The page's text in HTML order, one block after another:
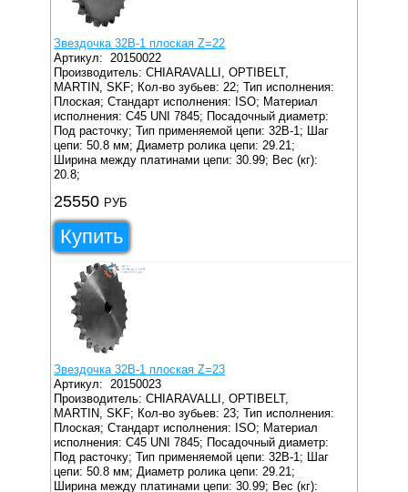
Звездочка 32B-1 плоская Z=22
Артикул: 20150022
Производитель: CHIARAVALLI, OPTIBELT,
MARTIN, SKF; Кол-во зубьев: 22; Тип исполнения:
Плоская; Стандарт исполнения: ISO; Материал
исполнения: C45 UNI 7845; Посадочный диаметр:
Под расточку; Тип применяемой цепи: 32B-1;
Шаг
цепи: 50.8 мм; Диаметр ролика цепи: 29.21;
Ширина между платинами цепи: 30.99; Вес (кг):
20.8;
25550 РУБ
Купить
Звездочка 32B-1 плоская Z=23
Артикул: 20150023
Производитель: CHIARAVALLI, OPTIBELT,
MARTIN, SKF; Кол-во зубьев: 23; Тип исполнения:
Плоская; Стандарт исполнения: ISO; Материал
исполнения: C45 UNI 7845; Посадочный диаметр:
Под расточку; Тип применяемой цепи: 32B-1;
Шаг
цепи: 50.8 мм; Диаметр ролика цепи: 29.21;
Ширина между платинами цепи: 30.99; Вес (кг):